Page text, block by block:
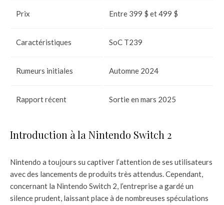
Prix Entre 399 $ et 499 $
Caractéristiques SoC T239
Rumeurs initiales Automne 2024
Rapport récent Sortie en mars 2025
Introduction à la Nintendo Switch 2
Nintendo a toujours su captiver l’attention de ses utilisateurs
avec des lancements de produits très attendus. Cependant,
concernant la Nintendo Switch 2, l’entreprise a gardé un
silence prudent, laissant place à de nombreuses spéculations